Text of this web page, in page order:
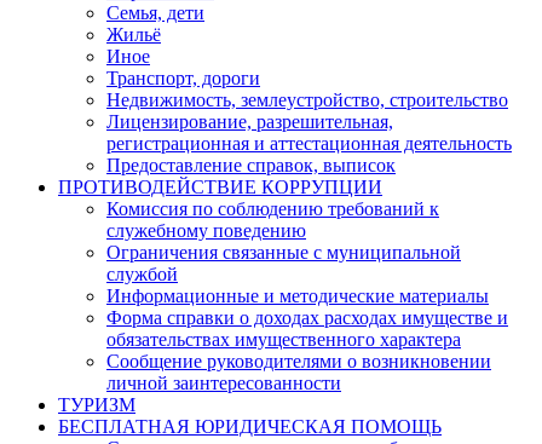
Семья, дети
Жильё
Иное
Транспорт, дороги
Недвижимость, землеустройство, строительство
Лицензирование, разрешительная,
регистрационная и аттестационная деятельность
Предоставление справок, выписок
ПРОТИВОДЕЙСТВИЕ КОРРУПЦИИ
Комиссия по соблюдению требований к
служебному поведению
Ограничения связанные с муниципальной
службой
Информационные и методические материалы
Форма справки о доходах расходах имуществе и
обязательствах имущественного характера
Сообщение руководителями о возникновении
личной заинтересованности
ТУРИЗМ
БЕСПЛАТНАЯ ЮРИДИЧЕСКАЯ ПОМОЩЬ